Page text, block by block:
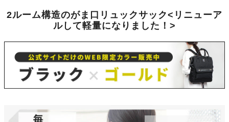
2ルーム構造のがま口リュックサック<リニューア
ルして軽量になりました！>